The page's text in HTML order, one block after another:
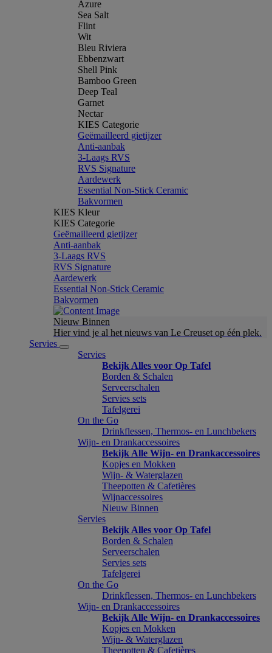
Azure
Sea Salt
Flint
Wit
Bleu Riviera
Ebbenzwart
Shell Pink
Bamboo Green
Deep Teal
Garnet
Nectar
KIES Categorie
Geëmailleerd gietijzer
Anti-aanbak
3-Laags RVS
RVS Signature
Aardewerk
Essential Non-Stick Ceramic
Bakvormen
KIES Kleur
KIES Categorie
Geëmailleerd gietijzer
Anti-aanbak
3-Laags RVS
RVS Signature
Aardewerk
Essential Non-Stick Ceramic
Bakvormen
Nieuw Binnen
Hier vind je al het nieuws van Le Creuset op één plek.
Servies
Servies
Bekijk Alles voor Op Tafel
Borden & Schalen
Serveerschalen
Servies sets
Tafelgerei
On the Go
Drinkflessen, Thermos- en Lunchbekers
Wijn- en Drankaccessoires
Bekijk Alle Wijn- en Drankaccessoires
Kopjes en Mokken
Wijn- & Waterglazen
Theepotten & Cafetières
Wijnaccessoires
Nieuw Binnen
Servies
Bekijk Alles voor Op Tafel
Borden & Schalen
Serveerschalen
Servies sets
Tafelgerei
On the Go
Drinkflessen, Thermos- en Lunchbekers
Wijn- en Drankaccessoires
Bekijk Alle Wijn- en Drankaccessoires
Kopjes en Mokken
Wijn- & Waterglazen
Theepotten & Cafetières